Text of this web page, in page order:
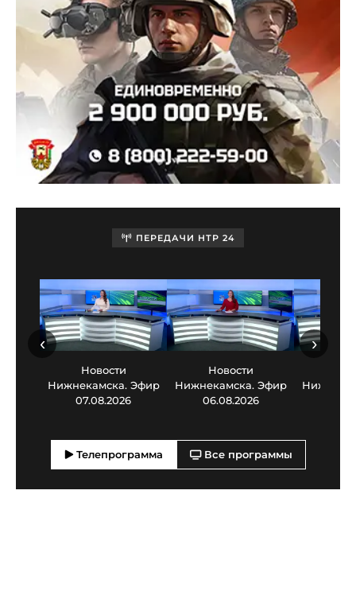
ПЕРЕДАЧИ НТР 24
Новости
Нижнекамска. Эфир
07.08.2026
Новости
Нижнекамска. Эфир
06.08.2026
‹ ›
Телепрограмма Все программы